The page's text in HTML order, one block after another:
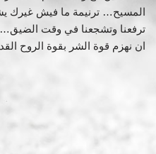
المسيح… ترنيمة ما فيش غيرك
ترفعنا وتشجعنا في وقت
ان نهزم قوة الشر بقوة الروح